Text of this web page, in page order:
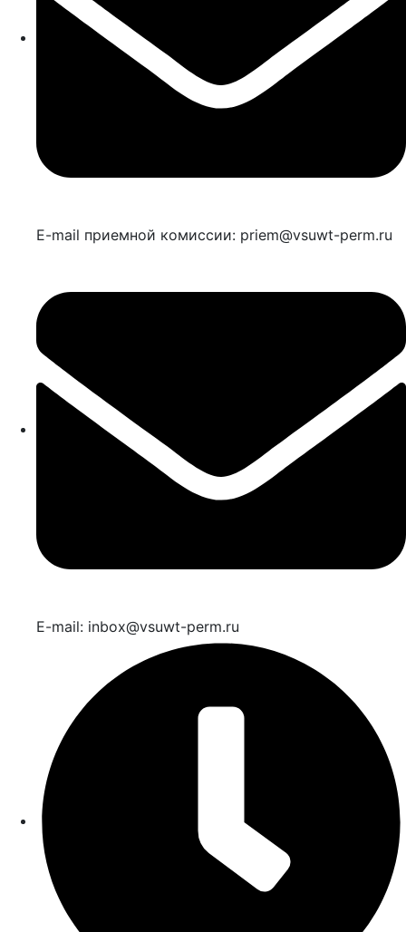
E-mail приемной комиссии: priem@vsuwt-perm.ru
E-mail: inbox@vsuwt-perm.ru